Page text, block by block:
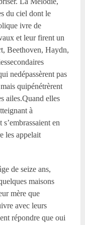
du ciel dont le
ivre de
et leur firent un
Beethoven, Haydn,
nedépassèrent pas
quipénétrèrent
ailes.Quand elles
à
en
les appelait
de seize ans,
maisons
mère que
avec leurs
répondre que oui